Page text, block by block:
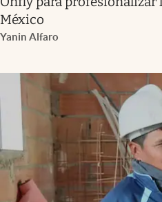
México
Yanin Alfaro